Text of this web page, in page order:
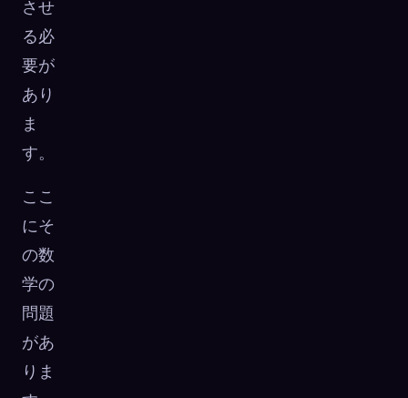
させ
る必
要が
あり
ま
す。
ここ
にそ
の数
学の
問題
があ
りま